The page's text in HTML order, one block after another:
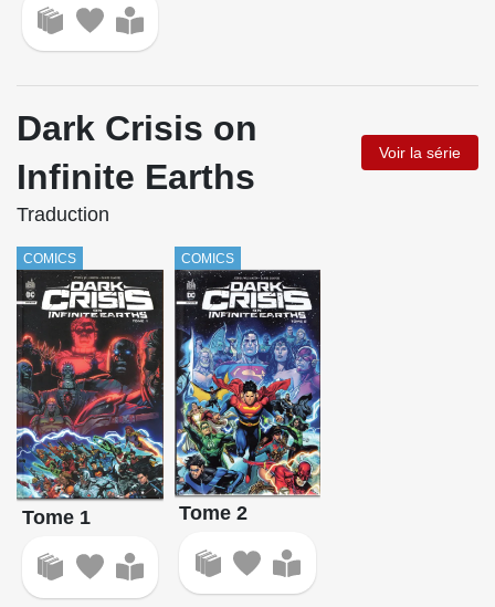
Dark Crisis on
Infinite Earths
Voir la série
Traduction
COMICS
Tome 1
COMICS
Tome 2